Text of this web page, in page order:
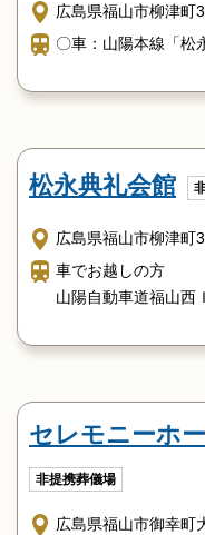
広島県福山市柳津町
〇車：山陽本線「松
松永典礼会館
広島県福山市柳津町
車でお越しの方
山陽自動車道福山西
ＪＲ松永駅からタク
ＪＲ松永駅南口 鞆
行） 沼南線 ニチエ
セレモニーホ
非提携葬儀場
広島県福山市御幸町